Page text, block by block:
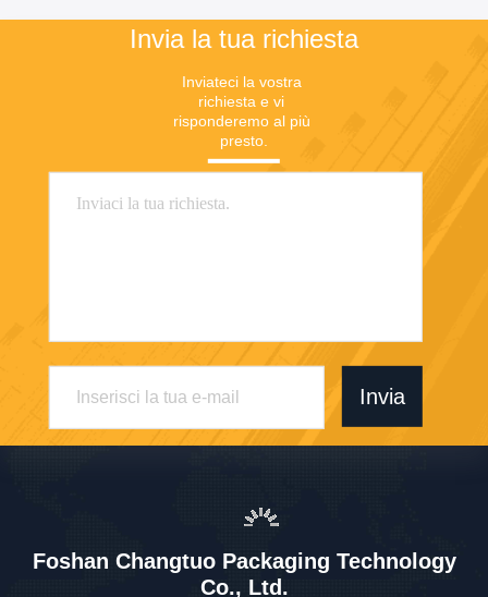
Invia la tua richiesta
Inviateci la vostra
richiesta e vi
risponderemo al più
presto.
Invia
Foshan Changtuo Packaging Technology
Co., Ltd.